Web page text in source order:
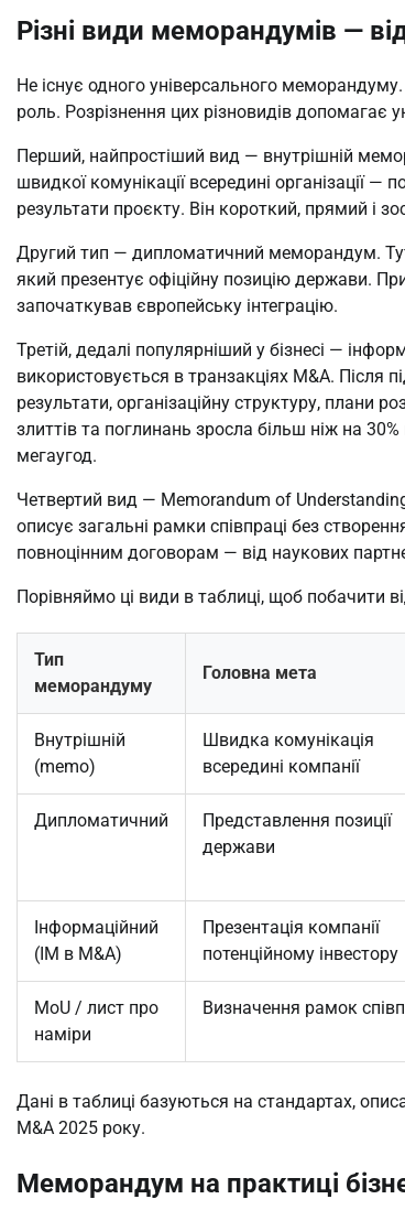
Різні види меморандумів —
Не існує одного універсального
роль. Розрізнення цих різновидів
Перший, найпростіший вид — внутрішній
швидкої комунікації всередині організації
результати проєкту. Він короткий, прямий і
Другий тип — дипломатичний меморандум.
який презентує офіційну позицію держави.
започаткував європейську інтеграцію.
Третій, дедалі популярніший у бізнесі —
використовується в транзакціях M&A. Після
результати, організаційну структуру, плани
злиттів та поглинань зросла більш ніж на
мегаугод.
Четвертий вид — Memorandum of
описує загальні рамки співпраці без
повноцінним договорам — від наукових
Порівняймо ці види в таблиці, щоб побачити
Тип
меморандуму
Головна мета
Внутрішній
(memo)
Швидка комунікація
всередині компанії
Дипломатичний
Представлення позиції
держави
Інформаційний
(IM в M&A)
Презентація компанії
потенційному інвестору
MoU / лист про
наміри
Визначення рамок
Дані в таблиці базуються на стандартах,
M&A 2025 року.
Меморандум на практиці